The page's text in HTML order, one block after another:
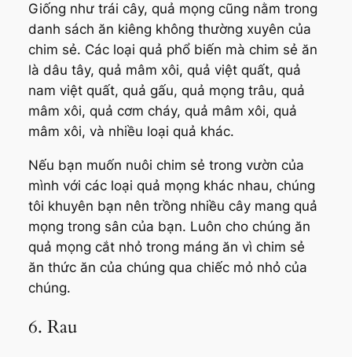
Giống như trái cây, quả mọng cũng nằm trong
danh sách ăn kiêng không thường xuyên của
chim sẻ. Các loại quả phổ biến mà chim sẻ ăn
là dâu tây, quả mâm xôi, quả việt quất, quả
nam việt quất, quả gấu, quả mọng trâu, quả
mâm xôi, quả cơm cháy, quả mâm xôi, quả
mâm xôi, và nhiều loại quả khác.
Nếu bạn muốn nuôi chim sẻ trong vườn của
mình với các loại quả mọng khác nhau, chúng
tôi khuyên bạn nên trồng nhiều cây mang quả
mọng trong sân của bạn. Luôn cho chúng ăn
quả mọng cắt nhỏ trong máng ăn vì chim sẻ
ăn thức ăn của chúng qua chiếc mỏ nhỏ của
chúng.
6. Rau